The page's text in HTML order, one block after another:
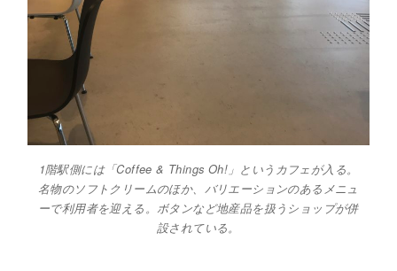
1階駅側には「Coffee & Things Oh!」というカフェが入る。
名物のソフトクリームのほか、バリエーションのあるメニュ
ーで利用者を迎える。ボタンなど地産品を扱うショップが併
設されている。